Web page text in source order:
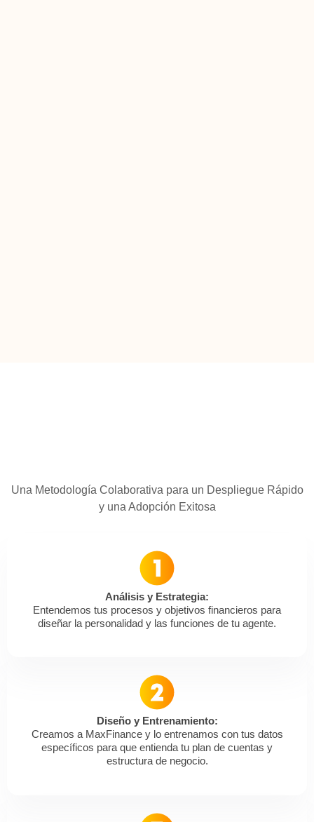
Una Metodología Colaborativa para un Despliegue Rápido
y una Adopción Exitosa
Análisis y Estrategia:
Entendemos tus procesos y objetivos financieros para
diseñar la personalidad y las funciones de tu agente.
Diseño y Entrenamiento:
Creamos a MaxFinance y lo entrenamos con tus datos
específicos para que entienda tu plan de cuentas y
estructura de negocio.